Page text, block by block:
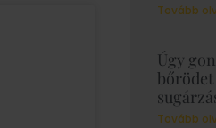
Tovább
Úgy
bőrödet
Tovább